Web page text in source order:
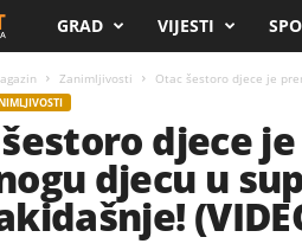
c
a
GRAD VIJESTI
Zanimljivosti Otac šestoro djece je
djece
djecu u